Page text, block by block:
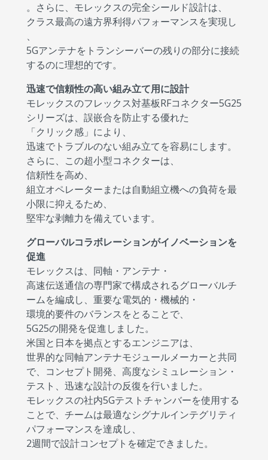
。さらに、モレックスの完全シールド設計は、
クラス最高の遠方界利得パフォーマンスを実現し
、
5Gアンテナをトランシーバーの残りの部分に接続
するのに理想的です。
迅速で信頼性の高い組み立て用に設計
モレックスのフレックス対基板RFコネクター5G25
シリーズは、誤嵌合を防止する優れた
「クリック感」により、
迅速でトラブルのない組み立てを容易にします。
さらに、この超小型コネクターは、
信頼性を高め、
組立オペレーターまたは自動組立機への負荷を最
小限に抑えるため、
堅牢な剥離力を備えています。
グローバルコラボレーションがイノベーションを
促進
モレックスは、同軸・アンテナ・
高速伝送通信の専門家で構成されるグローバルチ
ームを編成し、重要な電気的・機械的・
環境的要件のバランスをとることで、
5G25の開発を促進しました。
米国と日本を拠点とするエンジニアは、
世界的な同軸アンテナモジュールメーカーと共同
で、コンセプト開発、高度なシミュレーション・
テスト、迅速な設計の反復を行いました。
モレックスの社内5Gテストチャンバーを使用する
ことで、チームは最適なシグナルインテグリティ
パフォーマンスを達成し、
2週間で設計コンセプトを確定できました。